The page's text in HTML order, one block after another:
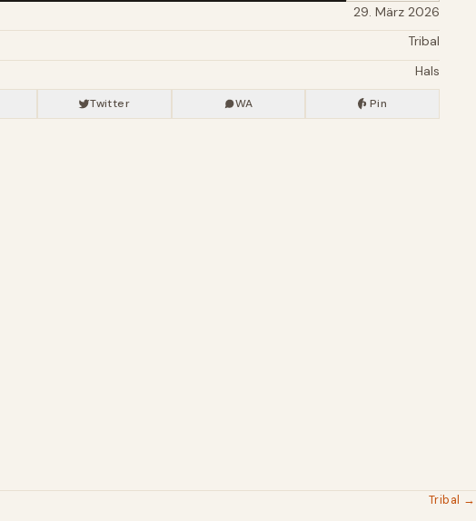
29. März 2026
Tribal
Hals
Twitter WA Pin
Tribal →